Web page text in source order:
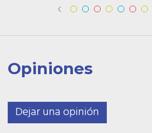
Opiniones
Dejar una opinión